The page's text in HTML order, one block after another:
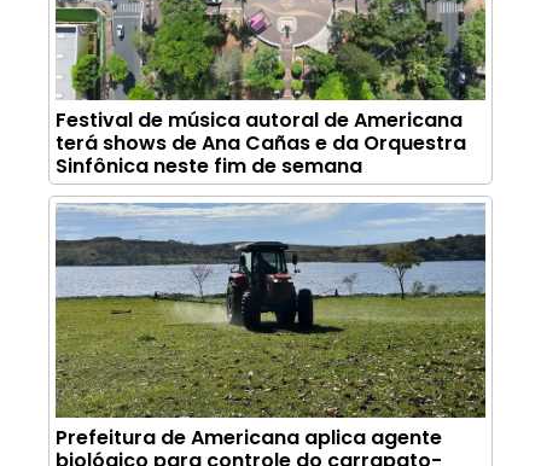
Festival de música autoral de Americana
terá shows de Ana Cañas e da Orquestra
Sinfônica neste fim de semana
Prefeitura de Americana aplica agente
biológico para controle do carrapato-